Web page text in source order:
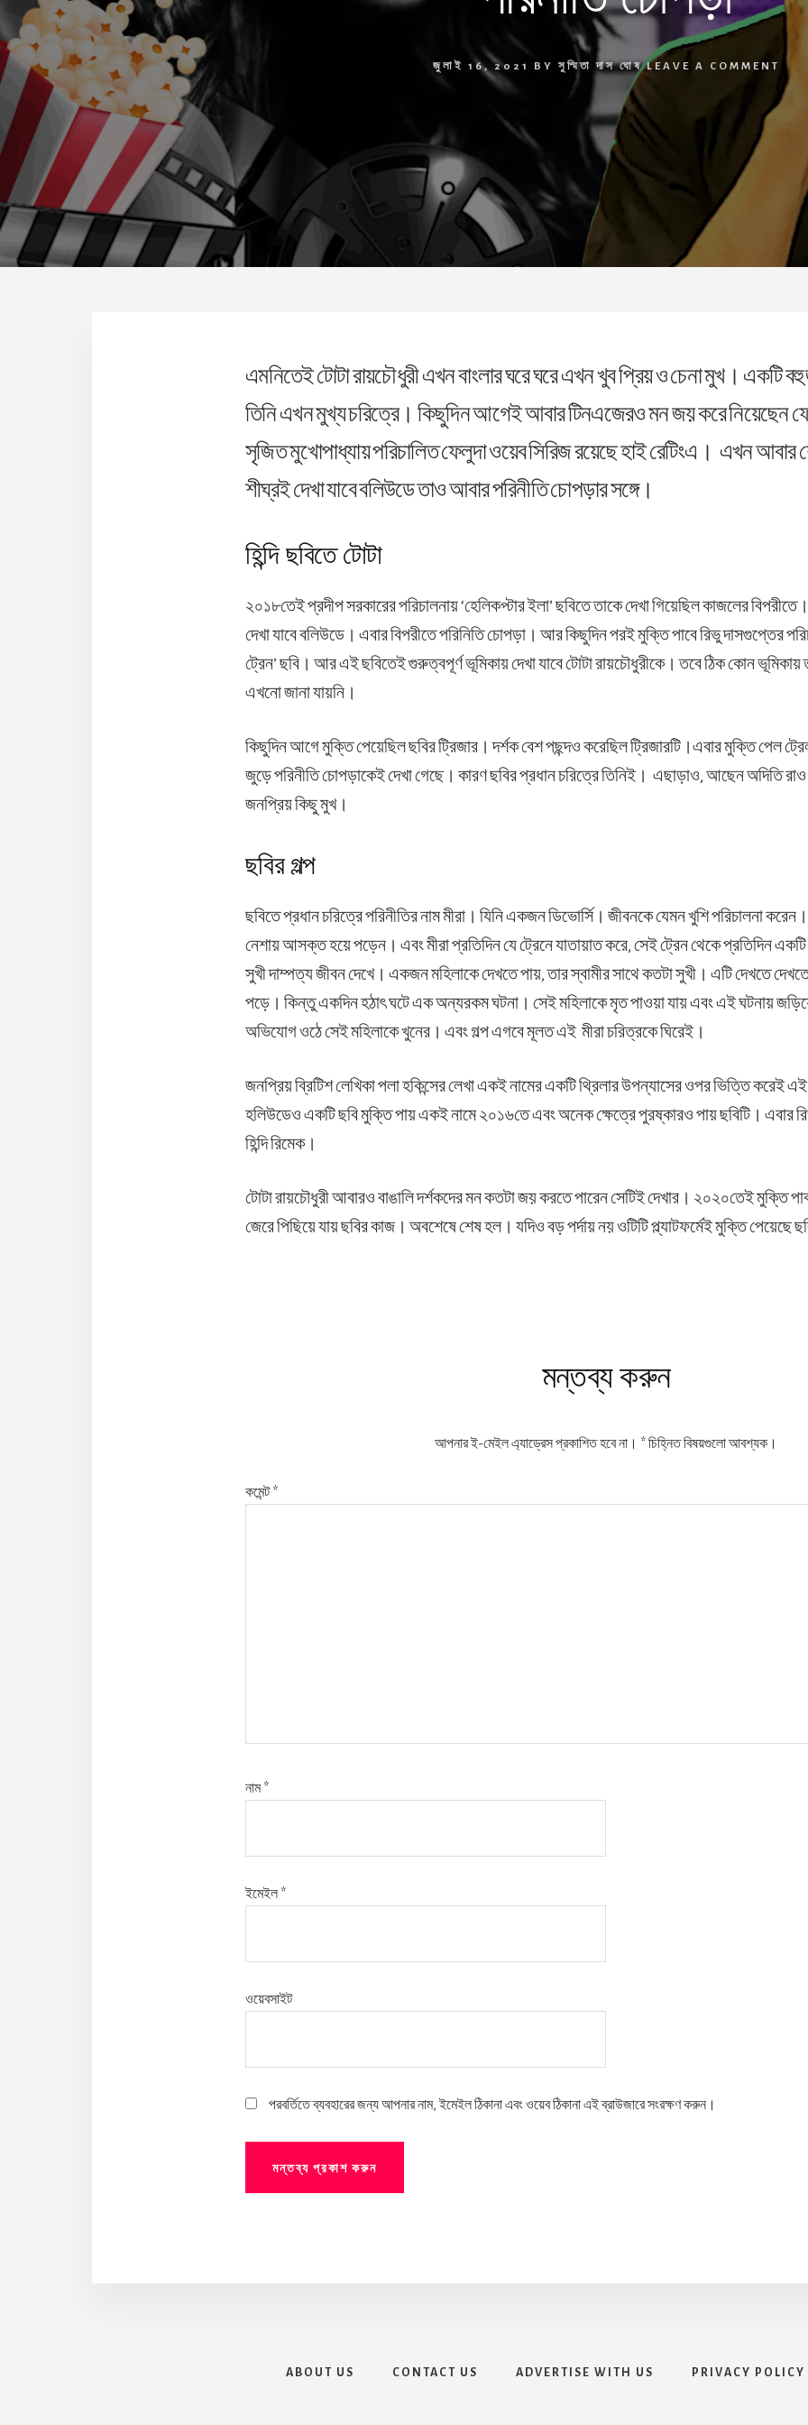
জুলাই 16, 2021 BY সুস্মিতা দাস ঘোষ LEAVE A COMMENT
এমনিতেই টোটা রায়চৌধুরী এখন বাংলার ঘরে ঘরে এখন খুব প্রিয় ও চেনা মুখ। একটি বহু
তিনি এখন মুখ্য চরিত্রে। কিছুদিন আগেই আবার টিনএজেরও মন জয় করে নিয়েছেন
সৃজিত মুখোপাধ্যায় পরিচালিত ফেলুদা ওয়েব সিরিজ রয়েছে হাই রেটিংএ। এখন আবার
শীঘ্রই দেখা যাবে বলিউডে তাও আবার পরিনীতি চোপড়ার সঙ্গে।
হিন্দি ছবিতে টোটা
২০১৮তেই প্রদীপ সরকারের পরিচালনায় ‘হেলিকপ্টার ইলা’ ছবিতে তাকে দেখা গিয়েছিল কাজলের
দেখা যাবে বলিউডে। এবার বিপরীতে পরিনিতি চোপড়া। আর কিছুদিন পরই মুক্তি পাবে রিভু দাসগুপ্তের
ট্রেন’ ছবি। আর এই ছবিতেই গুরুত্বপূর্ণ ভূমিকায় দেখা যাবে টোটা রায়চৌধুরীকে। তবে ঠিক কোন ভূমিকায়
এখনো জানা যায়নি।
কিছুদিন আগে মুক্তি পেয়েছিল ছবির ট্রিজার। দর্শক বেশ পছন্দও করেছিল ট্রিজারটি।এবার মুক্তি পেল
জুড়ে পরিনীতি চোপড়াকেই দেখা গেছে। কারণ ছবির প্রধান চরিত্রে তিনিই। এছাড়াও, আছেন অদিতি রাও
জনপ্রিয় কিছু মুখ।
ছবির গল্প
ছবিতে প্রধান চরিত্রে পরিনীতির নাম মীরা। যিনি একজন ডিভোর্সি। জীবনকে যেমন খুশি পরিচালনা
নেশায় আসক্ত হয়ে পড়েন। এবং মীরা প্রতিদিন যে ট্রেনে যাতায়াত করে, সেই ট্রেন থেকে প্রতিদিন একটি
সুখী দাম্পত্য জীবন দেখে। একজন মহিলাকে দেখতে পায়, তার স্বামীর সাথে কতটা সুখী। এটি দেখতে
পড়ে। কিন্তু একদিন হঠাৎ ঘটে এক অন্যরকম ঘটনা। সেই মহিলাকে মৃত পাওয়া যায় এবং এই ঘটনায়
অভিযোগ ওঠে সেই মহিলাকে খুনের। এবং গল্প এগবে মূলত এই মীরা চরিত্রকে ঘিরেই।
জনপ্রিয় ব্রিটিশ লেখিকা পলা হকিন্সের লেখা একই নামের একটি থ্রিলার উপন্যাসের ওপর ভিত্তি করেই
হলিউডেও একটি ছবি মুক্তি পায় একই নামে ২০১৬তে এবং অনেক ক্ষেত্রে পুরষ্কারও পায় ছবিটি। এবার
হিন্দি রিমেক।
টোটা রায়চৌধুরী আবারও বাঙালি দর্শকদের মন কতটা জয় করতে পারেন সেটিই দেখার। ২০২০তেই মুক্তি
জেরে পিছিয়ে যায় ছবির কাজ। অবশেষে শেষ হল। যদিও বড় পর্দায় নয় ওটিটি প্ল্যাটফর্মেই মুক্তি পেয়েছে
মন্তব্য করুন
আপনার ই-মেইল এ্যাড্রেস প্রকাশিত হবে না। *চিহ্নিত বিষয়গুলো আবশ্যক।
কমেন্ট*
নাম*
ইমেইল *
ওয়েবসাইট
পরবর্তিতে ব্যবহারের জন্য আপনার নাম, ইমেইল ঠিকানা এবং ওয়েব ঠিকানা এই ব্রাউজারে সংরক্ষণ করুন।
ABOUT US CONTACT US ADVERTISE WITH US PRIVACY POLICY